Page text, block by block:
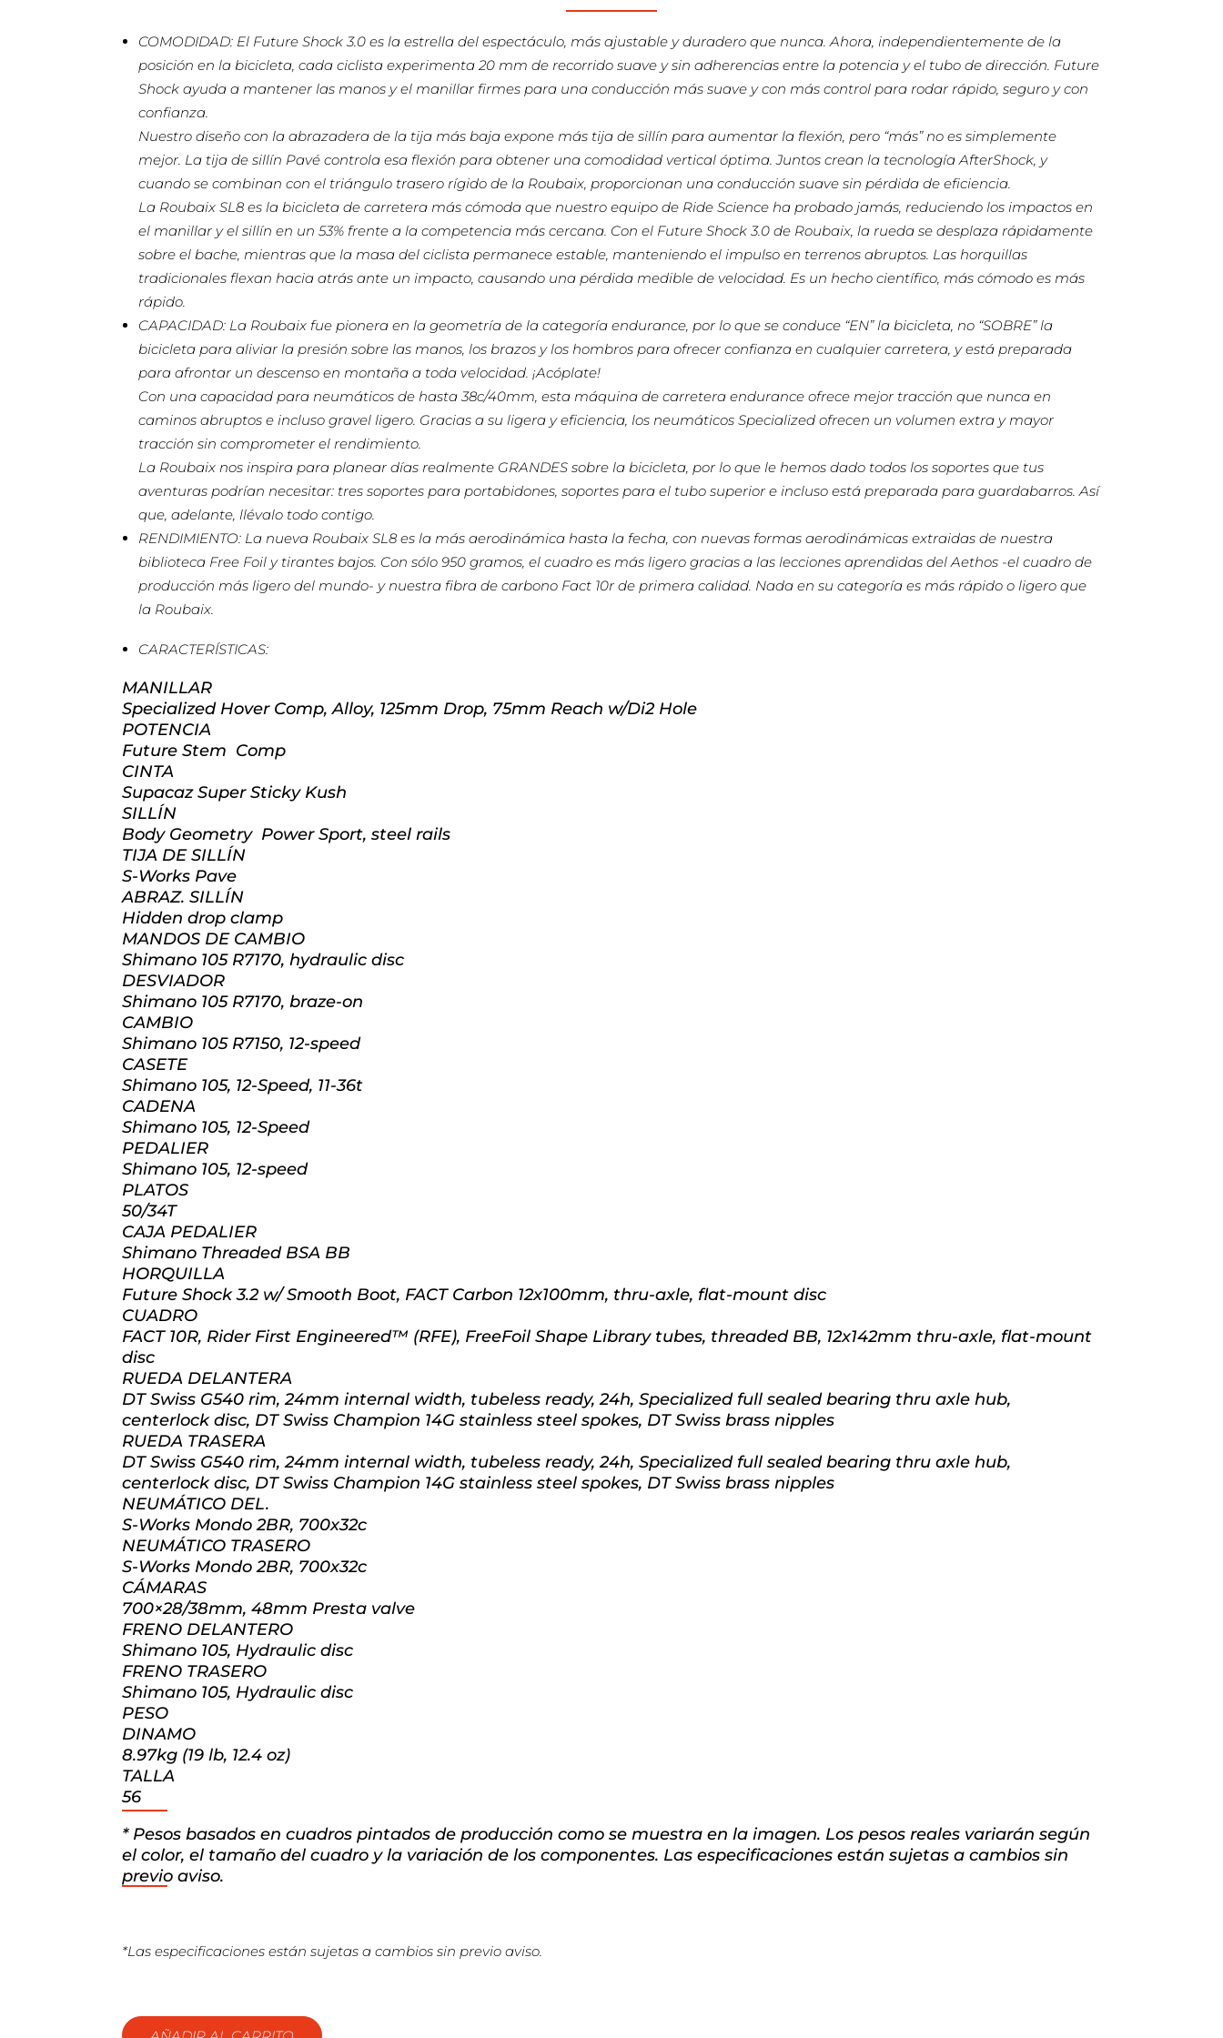
COMODIDAD: El Future Shock 3.0 es la estrella del espectáculo, más ajustable y duradero que nunca. Ahora, independientemente de la
posición en la bicicleta, cada ciclista experimenta 20 mm de recorrido suave y sin adherencias entre la potencia y el tubo de dirección. Future
Shock ayuda a mantener las manos y el manillar firmes para una conducción más suave y con más control para rodar rápido, seguro y con
confianza.
Nuestro diseño con la abrazadera de la tija más baja expone más tija de sillín para aumentar la flexión, pero “más” no es simplemente
mejor. La tija de sillín Pavé controla esa flexión para obtener una comodidad vertical óptima. Juntos crean la tecnología AfterShock, y
cuando se combinan con el triángulo trasero rígido de la Roubaix, proporcionan una conducción suave sin pérdida de eficiencia.
La Roubaix SL8 es la bicicleta de carretera más cómoda que nuestro equipo de Ride Science ha probado jamás, reduciendo los impactos en
el manillar y el sillín en un 53% frente a la competencia más cercana. Con el Future Shock 3.0 de Roubaix, la rueda se desplaza rápidamente
sobre el bache, mientras que la masa del ciclista permanece estable, manteniendo el impulso en terrenos abruptos. Las horquillas
tradicionales flexan hacia atrás ante un impacto, causando una pérdida medible de velocidad. Es un hecho científico, más cómodo es más
rápido.
CAPACIDAD: La Roubaix fue pionera en la geometría de la categoría endurance, por lo que se conduce “EN” la bicicleta, no “SOBRE” la
bicicleta para aliviar la presión sobre las manos, los brazos y los hombros para ofrecer confianza en cualquier carretera, y está preparada
para afrontar un descenso en montaña a toda velocidad. ¡Acóplate!
Con una capacidad para neumáticos de hasta 38c/40mm, esta máquina de carretera endurance ofrece mejor tracción que nunca en
caminos abruptos e incluso gravel ligero. Gracias a su ligera y eficiencia, los neumáticos Specialized ofrecen un volumen extra y mayor
tracción sin comprometer el rendimiento.
La Roubaix nos inspira para planear días realmente GRANDES sobre la bicicleta, por lo que le hemos dado todos los soportes que tus
aventuras podrían necesitar: tres soportes para portabidones, soportes para el tubo superior e incluso está preparada para guardabarros. Así
que, adelante, llévalo todo contigo.
RENDIMIENTO: La nueva Roubaix SL8 es la más aerodinámica hasta la fecha, con nuevas formas aerodinámicas extraidas de nuestra
biblioteca Free Foil y tirantes bajos. Con sólo 950 gramos, el cuadro es más ligero gracias a las lecciones aprendidas del Aethos -el cuadro de
producción más ligero del mundo- y nuestra fibra de carbono Fact 10r de primera calidad. Nada en su categoría es más rápido o ligero que
la Roubaix.
CARACTERÍSTICAS:
MANILLAR
Specialized Hover Comp, Alloy, 125mm Drop, 75mm Reach w/Di2 Hole
POTENCIA
Future Stem Comp
CINTA
Supacaz Super Sticky Kush
SILLÍN
Body Geometry Power Sport, steel rails
TIJA DE SILLÍN
S-Works Pave
ABRAZ. SILLÍN
Hidden drop clamp
MANDOS DE CAMBIO
Shimano 105 R7170, hydraulic disc
DESVIADOR
Shimano 105 R7170, braze-on
CAMBIO
Shimano 105 R7150, 12-speed
CASETE
Shimano 105, 12-Speed, 11-36t
CADENA
Shimano 105, 12-Speed
PEDALIER
Shimano 105, 12-speed
PLATOS
50/34T
CAJA PEDALIER
Shimano Threaded BSA BB
HORQUILLA
Future Shock 3.2 w/ Smooth Boot, FACT Carbon 12x100mm, thru-axle, flat-mount disc
CUADRO
FACT 10R, Rider First Engineered™ (RFE), FreeFoil Shape Library tubes, threaded BB, 12x142mm thru-axle, flat-mount
disc
RUEDA DELANTERA
DT Swiss G540 rim, 24mm internal width, tubeless ready, 24h, Specialized full sealed bearing thru axle hub,
centerlock disc, DT Swiss Champion 14G stainless steel spokes, DT Swiss brass nipples
RUEDA TRASERA
DT Swiss G540 rim, 24mm internal width, tubeless ready, 24h, Specialized full sealed bearing thru axle hub,
centerlock disc, DT Swiss Champion 14G stainless steel spokes, DT Swiss brass nipples
NEUMÁTICO DEL.
S-Works Mondo 2BR, 700x32c
NEUMÁTICO TRASERO
S-Works Mondo 2BR, 700x32c
CÁMARAS
700×28/38mm, 48mm Presta valve
FRENO DELANTERO
Shimano 105, Hydraulic disc
FRENO TRASERO
Shimano 105, Hydraulic disc
PESO
DINAMO
8.97kg (19 lb, 12.4 oz)
TALLA
56
* Pesos basados en cuadros pintados de producción como se muestra en la imagen. Los pesos reales variarán según
el color, el tamaño del cuadro y la variación de los componentes. Las especificaciones están sujetas a cambios sin
previo aviso.
*Las especificaciones están sujetas a cambios sin previo aviso.